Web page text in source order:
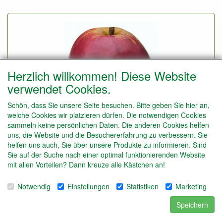
Apfelbaum 'Tulpappel'
Malus d. 'Tulpappel'
Details
Herzlich willkommen! Diese Website
verwendet Cookies.
Schön, dass Sie unsere Seite besuchen. Bitte geben Sie hier an,
welche Cookies wir platzieren dürfen. Die notwendigen Cookies
sammeln keine persönlichen Daten. Die anderen Cookies helfen
uns, die Website und die Besuchererfahrung zu verbessern. Sie
helfen uns auch, Sie über unsere Produkte zu informieren. Sind
Sie auf der Suche nach einer optimal funktionierenden Website
mit allen Vorteilen? Dann kreuze alle Kästchen an!
Notwendig Einstellungen Statistiken
Marketing
Speichern